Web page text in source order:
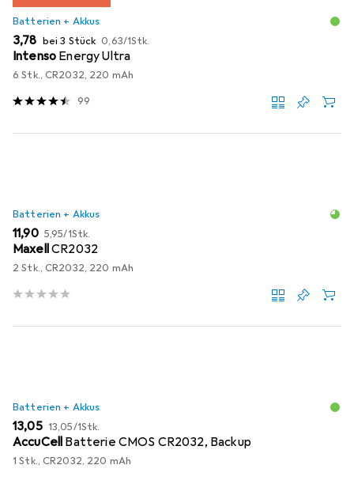
Batterien + Akkus
EUR
3,78 bei 3 Stück EUR
0,63/1Stk.
Intenso Energy Ultra
6 Stk., CR2032, 220 mAh
99
Batterien + Akkus
EUR
11,90 EUR
5,95/1Stk.
MaxellCR2032
2 Stk., CR2032, 220 mAh
Batterien + Akkus
EUR
13,05 EUR
13,05/1Stk.
AccuCell Batterie CMOS CR2032, Backup
1 Stk., CR2032, 220 mAh